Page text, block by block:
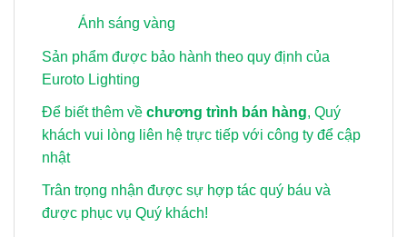
Ánh sáng vàng
Sản phẩm được bảo hành theo quy định của
Euroto Lighting
Để biết thêm về chương trình bán hàng, Quý
khách vui lòng liên hệ trực tiếp với công ty để cập
nhật
Trân trọng nhận được sự hợp tác quý báu và
được phục vụ Quý khách!